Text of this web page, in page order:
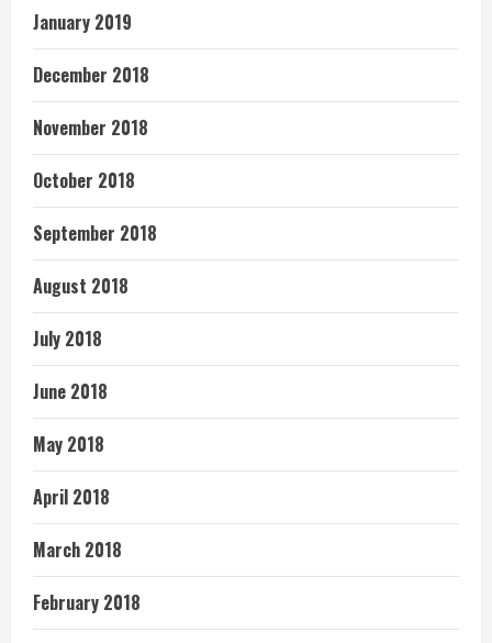
January 2019
December 2018
November 2018
October 2018
September 2018
August 2018
July 2018
June 2018
May 2018
April 2018
March 2018
February 2018